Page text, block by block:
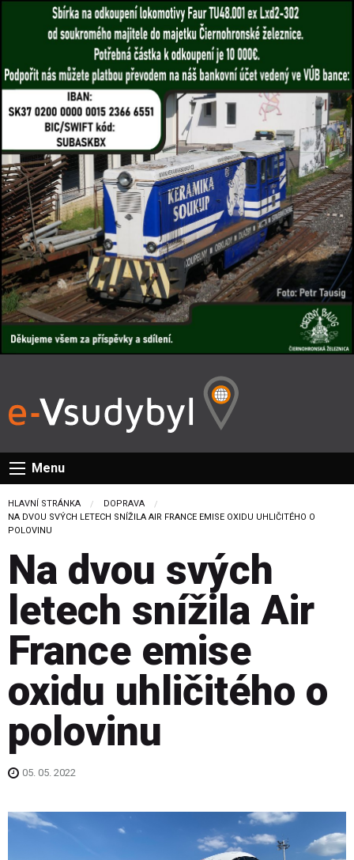
Menu
HLAVNÍ STRÁNKA
DOPRAVA
CURRENT:
NA DVOU SVÝCH LETECH SNÍŽILA AIR FRANCE EMISE OXIDU UHLIČITÉHO O
POLOVINU
Na dvou svých
letech snížila Air
France emise
oxidu uhličitého o
polovinu
05. 05. 2022